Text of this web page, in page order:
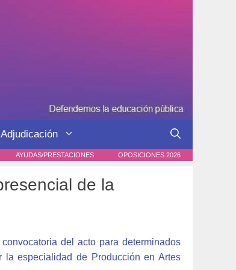
AYUDAS/PRESTACIONES OPOSICIONES 2026
de la
del acto para determinados
especialidad de Producción en Artes